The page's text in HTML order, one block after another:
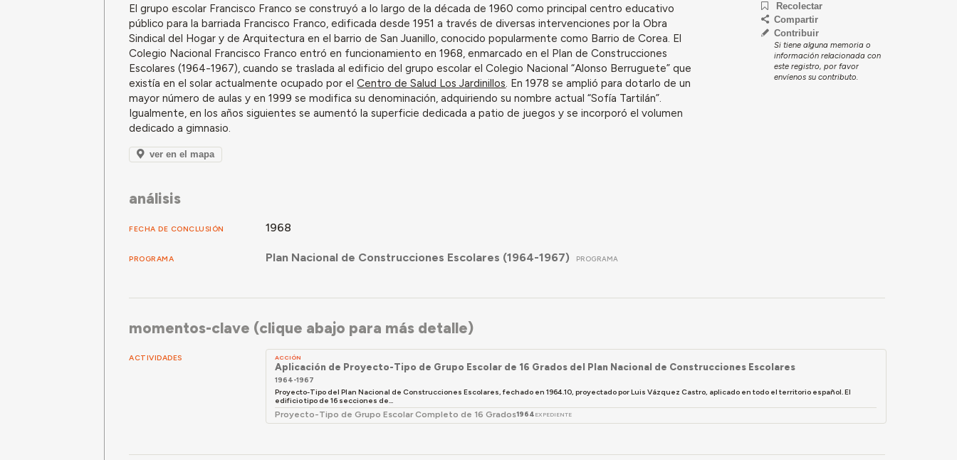
El grupo escolar Francisco Franco se construyó a lo largo de la década de 1960 como principal centro educativo
público para la barriada Francisco Franco, edificada desde 1951 a través de diversas intervenciones por la Obra
Sindical del Hogar y de Arquitectura en el barrio de San Juanillo, conocido popularmente como Barrio de Corea. El
Colegio Nacional Francisco Franco entró en funcionamiento en 1968, enmarcado en el Plan de Construcciones
Escolares (1964-1967), cuando se traslada al edificio del grupo escolar el Colegio Nacional “Alonso Berruguete” que
existía en el solar actualmente ocupado por elCentro de Salud Los Jardinillos. En 1978 se amplió para dotarlo de un
mayor número de aulas y en 1999 se modifica su denominación, adquiriendo su nombre actual “Sofía Tartilán”.
Igualmente, en los años siguientes se aumentó la superficie dedicada a patio de juegos y se incorporó el volumen
dedicado a gimnasio.
ver en el mapa
Recolectar
Compartir
Contribuir
Si tiene alguna memoria o
información relacionada con
este registro, por favor
envíenos su contributo.
análisis
FECHA DE CONCLUSIÓN 1968
PROGRAMA Plan Nacional de Construcciones Escolares (1964-1967) PROGRAMA
momentos-clave (clique abajo para más detalle)
ACTIVIDADES ACCIÓN
Aplicación de Proyecto-Tipo de Grupo Escolar de 16 Grados del Plan Nacional de Construcciones Escolares
1964-1967
Proyecto-Tipo del Plan Nacional de Construcciones Escolares, fechado en 1964.10, proyectado por Luis Vázquez Castro, aplicado en todo el territorio español. El
edificio tipo de 16 secciones de...
Proyecto-Tipo de Grupo Escolar Completo de 16 Grados1964 EXPEDIENTE